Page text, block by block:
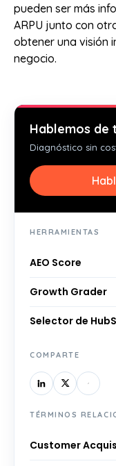
pueden ser más
ARPU junto con
obtener una visión
negocio.
Hablemos de
Diagnóstico sin
HERRAMIENTAS
AEO Score
Growth Grader
Selector de
COMPARTE
TÉRMINOS
Customer